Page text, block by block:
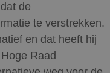
de
te verstrekken.
en dat heeft hij
Raad